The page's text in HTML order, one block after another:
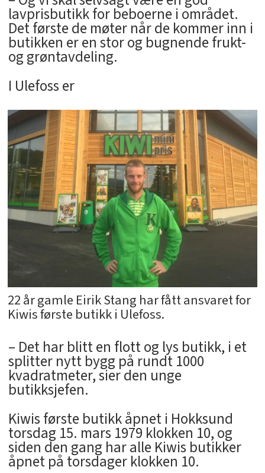
lavprisbutikk for beboerne i området.
Det første de møter når de kommer inn i
butikken er en stor og bugnende frukt-
og grøntavdeling.
I Ulefoss er
22 år gamle Eirik Stang har fått ansvaret for
Kiwis første butikk i Ulefoss.
– Det har blitt en flott og lys butikk, i et
splitter nytt bygg på rundt 1000
kvadratmeter, sier den unge
butikksjefen.
Kiwis første butikk åpnet i Hokksund
torsdag 15. mars 1979 klokken 10, og
siden den gang har alle Kiwis butikker
åpnet på torsdager klokken 10.